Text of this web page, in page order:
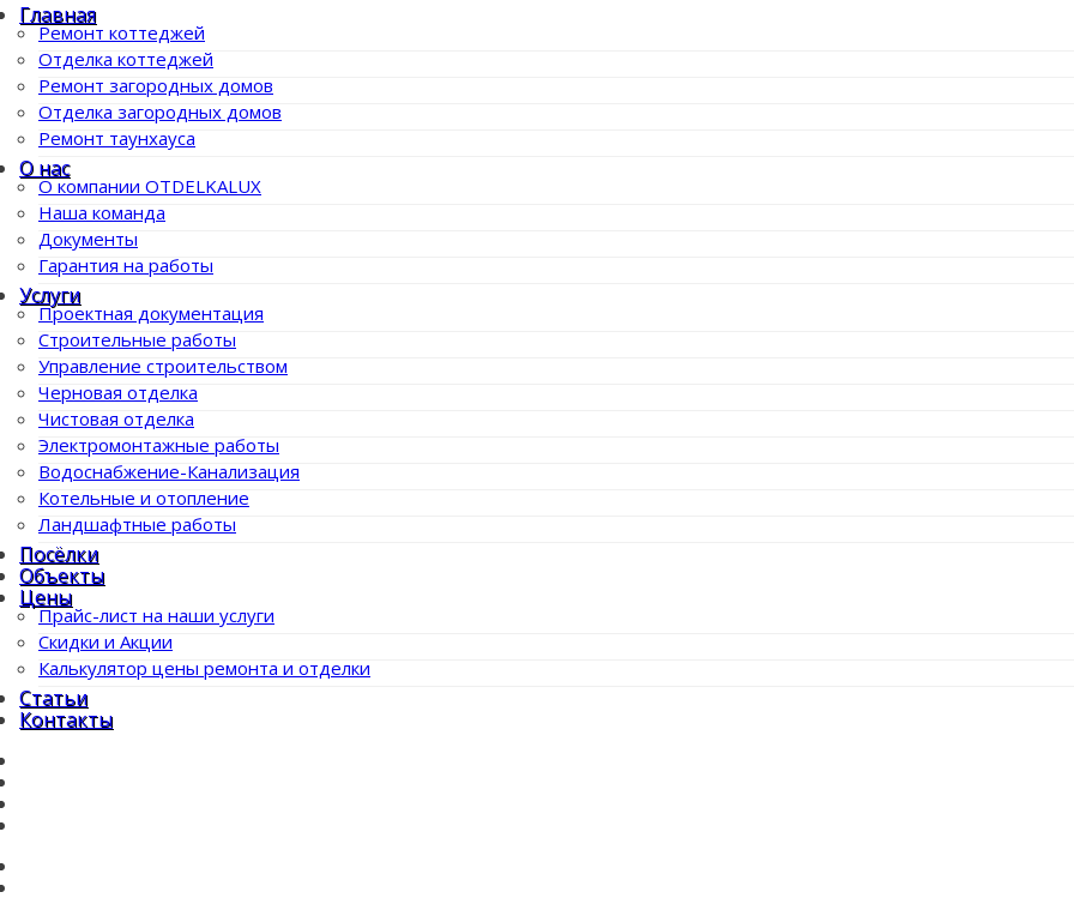
Главная
Ремонт коттеджей
Отделка коттеджей
Ремонт загородных домов
Отделка загородных домов
Ремонт таунхауса
О нас
О компании OTDELKALUX
Наша команда
Документы
Гарантия на работы
Услуги
Проектная документация
Строительные работы
Управление строительством
Черновая отделка
Чистовая отделка
Электромонтажные работы
Водоснабжение-Канализация
Котельные и отопление
Ландшафтные работы
Посёлки
Объекты
Цены
Прайс-лист на наши услуги
Скидки и Акции
Калькулятор цены ремонта и отделки
Статьи
Контакты